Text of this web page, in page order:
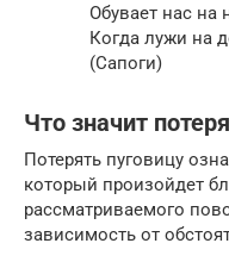
Обувает нас на
Когда лужи на
(Сапоги)
Что значит
Потерять пуговицу
который произойдет
рассматриваемого
зависимость от